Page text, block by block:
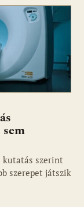
kutatás szerint
szerepet játszik